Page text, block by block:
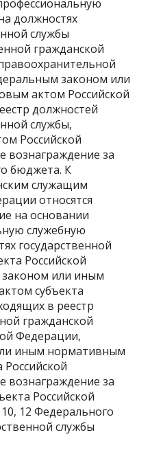
должностях
службы
гражданской
законом или
актом Российской
должностей
службы,
Российской
за
бюджета. К
служащим
относятся
на основании
служебную
государственной
Российской
или иным
субъекта
в реестр
гражданской
Федерации,
иным нормативным
за
Российской
12 Федерального
службы